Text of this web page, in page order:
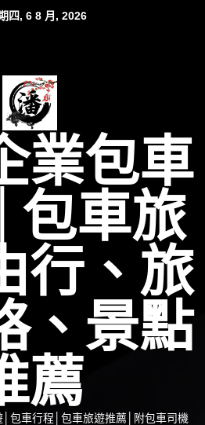
四, 6 8 月, 2026
業包車
包車旅
行、旅
、景點
薦
包車行程│包車旅遊推薦│附包車司機